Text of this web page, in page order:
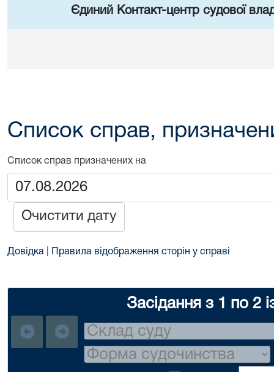
Єдиний Контакт-центр судової
Список справ,
Список справ призначених на
Очистити дату
Довідка Правила відображення сторін у справі
Засідання з 1 по 2